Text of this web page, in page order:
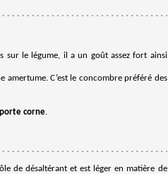
sur le légume, il a un goût assez fort ainsi
amertume. C’est le concombre préféré des
corne.
de désaltérant et est léger en matière de